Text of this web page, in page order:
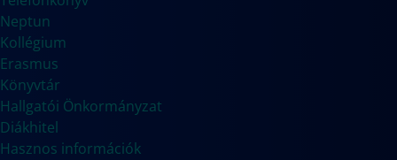
Neptun
Kollégium
Erasmus
Könyvtár
Hallgatói Önkormányzat
Diákhitel
Hasznos információk